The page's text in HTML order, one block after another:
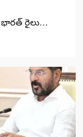
భారత్‌ రైలు…